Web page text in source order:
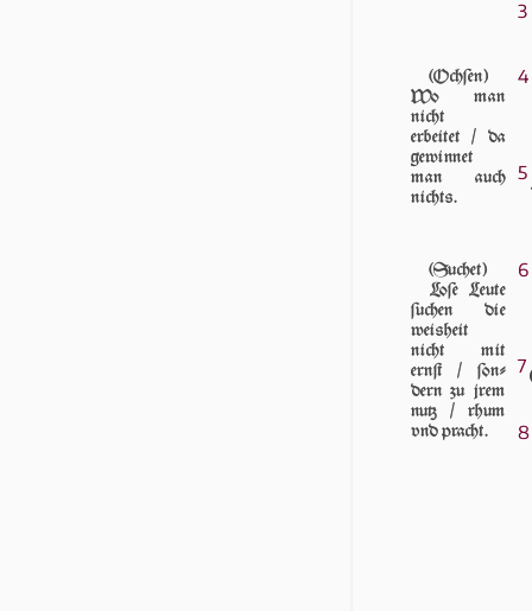
3
(Ochſen)
Wo man
nicht
erbeitet / da
gewinnet
man auch
nichts.
4
5
(Suchet)
Loſe Leu­te
ſu­chen die
weis­heit
nicht mit
ernſt / ſon­
dern zu jrem
nutz / rhum
vnd pracht.
6
7
8